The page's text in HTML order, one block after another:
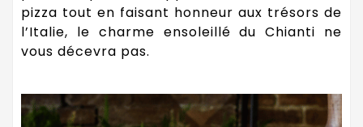
pizza tout en faisant honneur aux trésors de
l’Italie, le charme ensoleillé du Chianti ne
vous décevra pas.